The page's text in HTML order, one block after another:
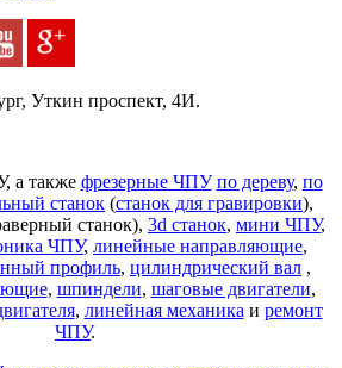
Уткин проспект, 4И.
а также фрезерные ЧПУ по дереву, по
станок (станок для гравировки),
станок), 3d станок, мини ЧПУ,
ЧПУ, линейные направляющие,
профиль, цилиндрический вал ,
, шпиндели, шаговые двигатели,
, линейная механика и ремонт
ЧПУ.